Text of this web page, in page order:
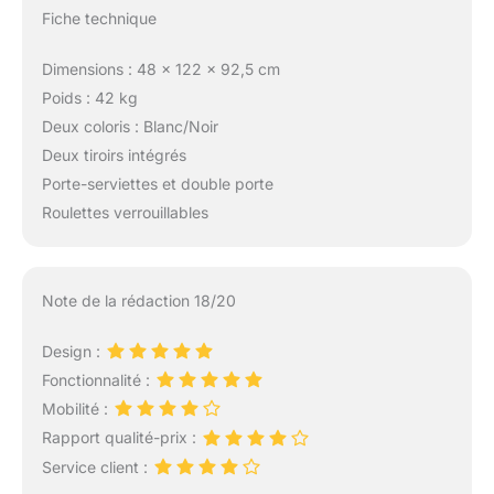
et des pièces
Fiche technique
Dimensions : 48 x 122 x 92,5 cm
Poids : 42 kg
Deux coloris : Blanc/Noir
Deux tiroirs intégrés
Porte-serviettes et double porte
Roulettes verrouillables
Note de la rédaction 18/20
Design :
Fonctionnalité :
Mobilité :
Rapport qualité-prix :
Service client :